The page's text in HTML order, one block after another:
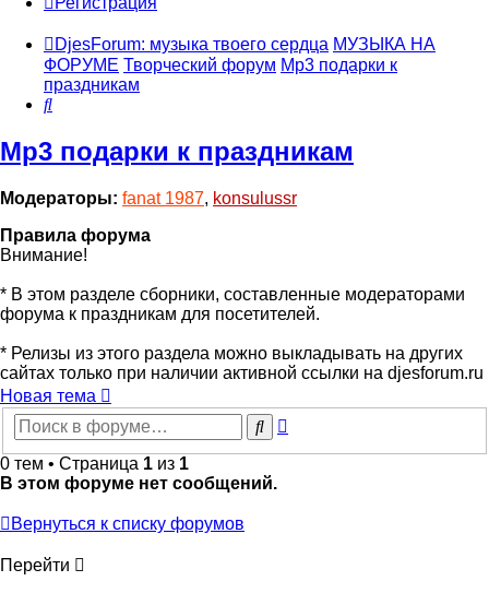
DjesForum: музыка твоего сердца МУЗЫКА НА
ФОРУМЕ Творческий форум Mp3 подарки к
праздникам
Поиск
Mp3 подарки к праздникам
Модераторы: fanat 1987, konsulussr
Правила форума
Внимание!
* В этом разделе сборники, составленные модераторами
форума к праздникам для посетителей.
* Релизы из этого раздела можно выкладывать на других
сайтах только при наличии активной ссылки на djesforum.ru
Новая тема
Поиск
0 тем • Страница 1 из 1
В этом форуме нет сообщений.
Вернуться к списку форумов
Перейти